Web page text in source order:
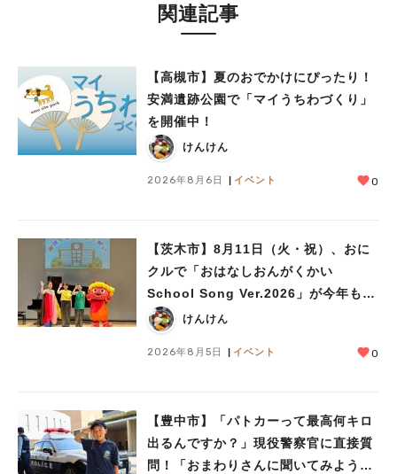
関連記事
【高槻市】夏のおでかけにぴったり！
安満遺跡公園で「マイうちわづくり」
を開催中！
けんけん
2026年8月6日 イベント 0
【茨木市】8月11日（火・祝）、おに
クルで「おはなしおんがくかい
School Song Ver.2026」が今年も開
催！テーマは「学校」♪
けんけん
2026年8月5日 イベント 0
【豊中市】「パトカーって最高何キロ
出るんですか？」現役警察官に直接質
問！「おまわりさんに聞いてみよう」